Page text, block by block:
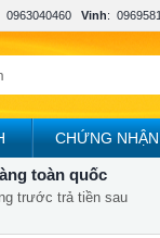
0963040460 Vinh:
CHỨNG NHẬN
toàn quốc
trước trả tiền sau